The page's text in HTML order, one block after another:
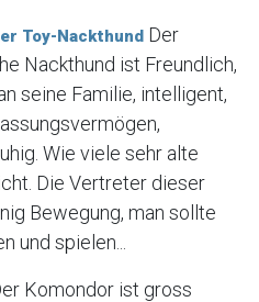
Toy-Nackthund Der
Nackthund ist Freundlich,
seine Familie, intelligent,
Wie viele sehr alte
Die Vertreter dieser
Bewegung, man sollte
und spielen...
Komondor ist gross